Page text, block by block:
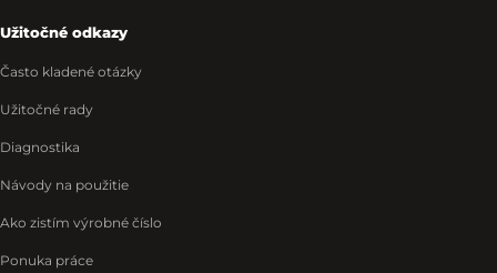
Užitočné odkazy
Často kladené otázky
Užitočné rady
Diagnostika
Návody na použitie
Ako zistím výrobné číslo
Ponuka práce